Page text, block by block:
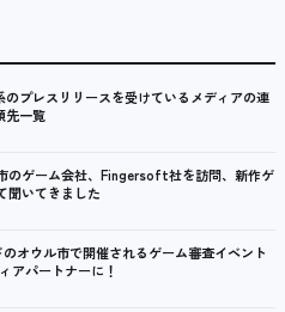
プレスリリースを受けているメディアの連
先一覧
のゲーム会社、Fingersoft社を訪問、新作ゲ
聞いてきました
オウル市で開催されるゲーム審査イベント
アパートナーに！